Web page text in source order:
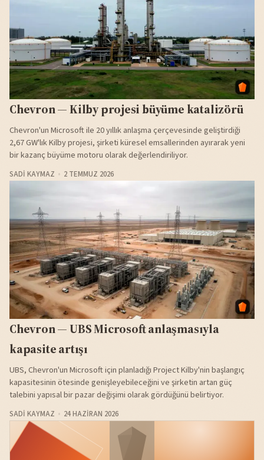
Chevron — Kilby projesi büyüme katalizörü
Chevron'un Microsoft ile 20 yıllık anlaşma çerçevesinde geliştirdiği
2,67 GW'lık Kilby projesi, şirketi küresel emsallerinden ayırarak yeni
bir kazanç büyüme motoru olarak değerlendiriliyor.
SADI KAYMAZ 2 TEMMUZ 2026
Chevron — UBS Microsoft anlaşmasıyla
kapasite artışı
UBS, Chevron'un Microsoft için planladığı Project Kilby'nin başlangıç
kapasitesinin ötesinde genişleyebileceğini ve şirketin artan güç
talebini yapısal bir pazar değişimi olarak gördüğünü belirtiyor.
SADI KAYMAZ 24 HAZIRAN 2026